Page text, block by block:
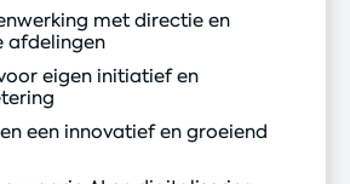
met directie en
afdelingen
eigen initiatief en
een innovatief en groeiend